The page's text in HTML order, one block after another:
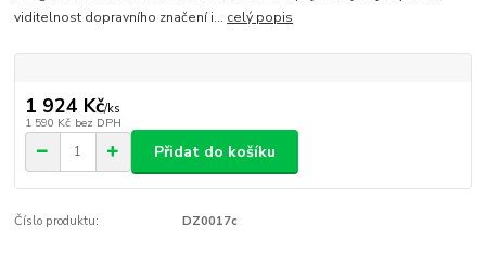
viditelnost dopravního značení i... celý popis
1 924 Kč/ks
1 590 Kč bez DPH
Přidat do košíku
Číslo produktu: DZ0017c